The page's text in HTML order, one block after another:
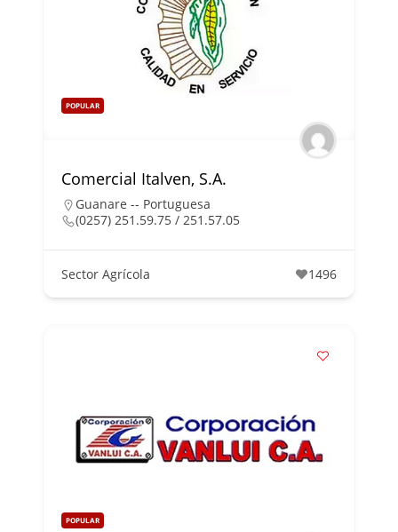
POPULAR
Comercial Italven, S.A.
Guanare -- Portuguesa
(0257) 251.59.75 / 251.57.05
Sector Agrícola 1496
POPULAR